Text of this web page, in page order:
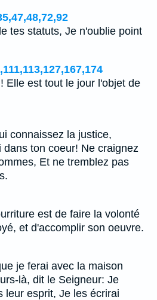
tes statuts, Je n'oublie point
Elle est tout le jour l'objet de
connaissez la justice,
dans ton coeur! Ne craignez
Et ne tremblez pas
est de faire la volonté
et d'accomplir son oeuvre.
je ferai avec la maison
là, dit le Seigneur: Je
leur esprit, Je les écrirai